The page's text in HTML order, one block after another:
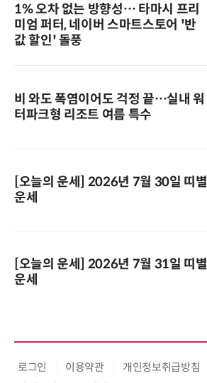
1% 오차 없는 방향성… 타마시 프리
미엄 퍼터, 네이버 스마트스토어 '반
값 할인' 돌풍
비 와도 폭염이어도 걱정 끝…실내 워
터파크형 리조트 여름 특수
[오늘의 운세] 2026년 7월 30일 띠별
운세
[오늘의 운세] 2026년 7월 31일 띠별
운세
로그인 이용약관 개인정보취급방침